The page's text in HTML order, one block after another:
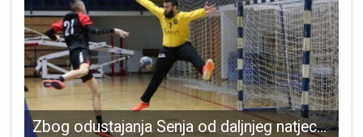
Zbog odustajanja Senja od daljnjeg natjecanja rukometašima Gospića dva važna boda za nastavak sezone